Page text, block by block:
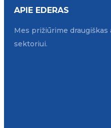
APIE EDERAS
Mes prižiūrime
sektoriui.